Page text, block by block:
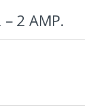
– 2 AMP.